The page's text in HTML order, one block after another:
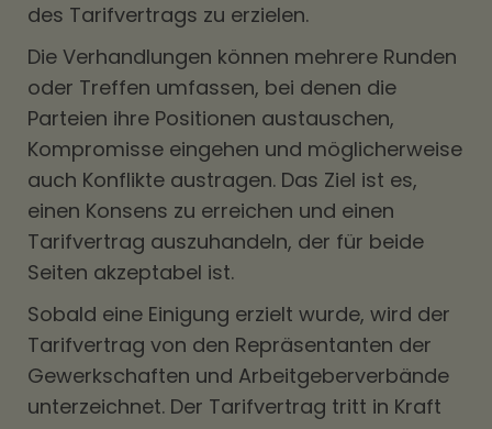
des Tarifvertrags zu erzielen.
Die Verhandlungen können mehrere Runden
oder Treffen umfassen, bei denen die
Parteien ihre Positionen austauschen,
Kompromisse eingehen und möglicherweise
auch Konflikte austragen. Das Ziel ist es,
einen Konsens zu erreichen und einen
Tarifvertrag auszuhandeln, der für beide
Seiten akzeptabel ist.
Sobald eine Einigung erzielt wurde, wird der
Tarifvertrag von den Repräsentanten der
Gewerkschaften und Arbeitgeberverbände
unterzeichnet. Der Tarifvertrag tritt in Kraft